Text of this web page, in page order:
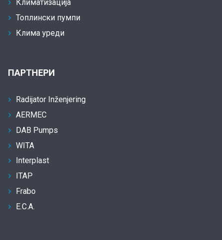
Климатизација
Топлински пумпи
Клима уреди
ПАРТНЕРИ
Radijator Inženjering
AERMEC
DAB Pumps
WITA
Interplast
ITAP
Frabo
E.C.A.